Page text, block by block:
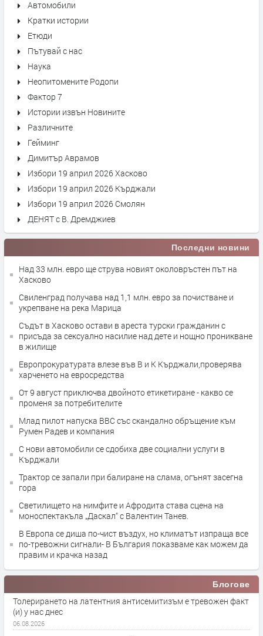
Автомобили
Кратки истории
Етюди
Пътувай с нас
Наука
Неопитомените Родопи
Фактор 7
Истории извън Новините
Различните
Гейминг
Димитър Аврамов
Избори 19 април 2026 Хасково
Избори 19 април 2026 Кърджали
Избори 19 април 2026 Смолян
ДЕНЯТ с В. Дремджиев
Последни новини
Над 33 млн. евро ще струва новият околовръстен път на
Хасково
Свиленград получава над 1,1 млн. евро за почистване и
укрепване на река Марица
Съдът в Хасково остави в ареста турски гражданин с
присъда за сексуално насилие над дете и нощно проникване
в жилище
Европрокуратурата влезе във В и К Кърджали,проверява
харченето на евросредства
От 9 август приключва двойното етикетиране - какво се
променя за потребителите
Млад пилот напуска ВВС със скандално обръщение към
Румен Радев и компания
С нови автомобили се сдобиха две социални услуги в
Кърджали
Трактор се запали при балиране на слама, огънят засегна
гора
Светилището на нимфите и Афродита става сцена на
моноспектакъла „Даскал“ с Валентин Танев.
В Европа се диша по-чист въздух, но климатът изпраща все
по-тревожни сигнали- В България показваме как можем да
правим и крачка назад
Блогове
Толерирането на латентния антисемитизъм е тревожен факт
(и) у нас днес
06.08.2026